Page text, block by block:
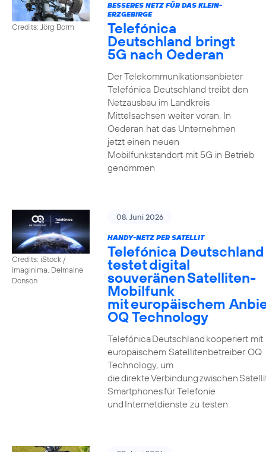
Credits: Jörg Borm
BESSERES NETZ FÜR DAS KLEIN-
ERZGEBIRGE
Telefónica
Deutschland bringt
5G nach Oederan
Der Telekommunikationsanbieter
Telefónica Deutschland treibt den
Netzausbau im Landkreis
Mittelsachsen weiter voran. In
Oederan hat das Unternehmen
jetzt einen neuen
Mobilfunkstandort mit 5G in Betrieb
genommen
Credits: iStock /
imaginima, Delmaine
Donson
08. Juni 2026
HANDY-NETZ PER SATELLIT
Telefónica Deutschland
testet digital
souveränen Satelliten-
Mobilfunk
mit europäischem
OQ Technology
Telefónica Deutschland kooperiert mit
europäischem Satellitenbetreiber OQ
Technology, um
die direkte Verbindung zwischen
Smartphones für Telefonie
und Internetdienste zu testen